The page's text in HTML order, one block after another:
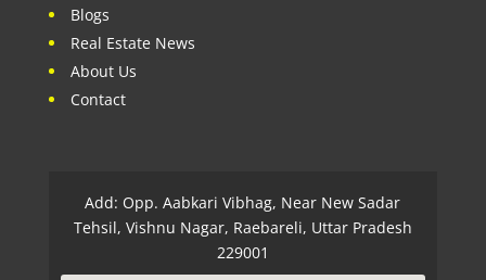
Blogs
Real Estate News
About Us
Contact
Add: Opp. Aabkari Vibhag, Near New Sadar
Tehsil, Vishnu Nagar, Raebareli, Uttar Pradesh
229001